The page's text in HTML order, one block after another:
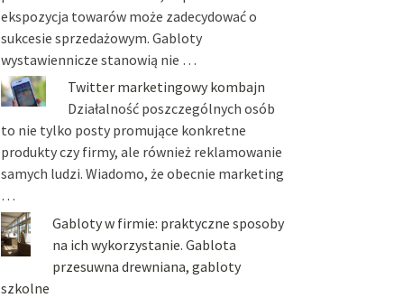
ekspozycja towarów może zadecydować o
sukcesie sprzedażowym. Gabloty
wystawiennicze stanowią nie …
Twitter marketingowy kombajn
Działalność poszczególnych osób
to nie tylko posty promujące konkretne
produkty czy firmy, ale również reklamowanie
samych ludzi. Wiadomo, że obecnie marketing
…
Gabloty w firmie: praktyczne sposoby
na ich wykorzystanie. Gablota
przesuwna drewniana, gabloty
szkolne